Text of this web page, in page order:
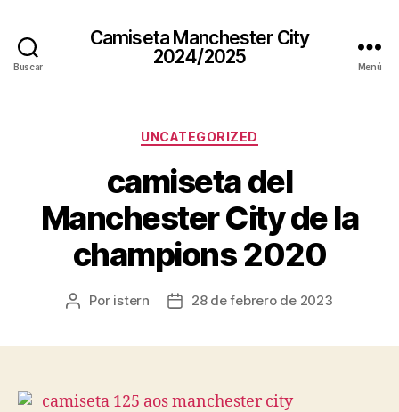
Buscar
Camiseta Manchester City
2024/2025
Menú
Categorías
UNCATEGORIZED
camiseta del
Manchester City de la
champions 2020
Autor
Por istern
Fecha28 de febrero de 2023